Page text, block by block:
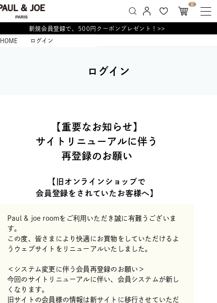
0
新規会員登録で、500円クーポンプレゼント！>>
HOME ログイン
ログイン
【重要なお知らせ】
サイトリニューアルに伴う
再登録のお願い
【旧オンラインショップで
会員登録をされていたお客様へ】
Paul & joe roomをご利用いただき誠に有難うございま
す。
この度、皆さまにより快適にお買物をしていただけるよ
うウェブサイトをリニューアルいたしました。
＜システム変更に伴う会員再登録のお願い＞
今回のサイトリニューアルに伴い、会員システムが新し
くなります。
旧サイトの会員様の情報は新サイトに移行させていただ